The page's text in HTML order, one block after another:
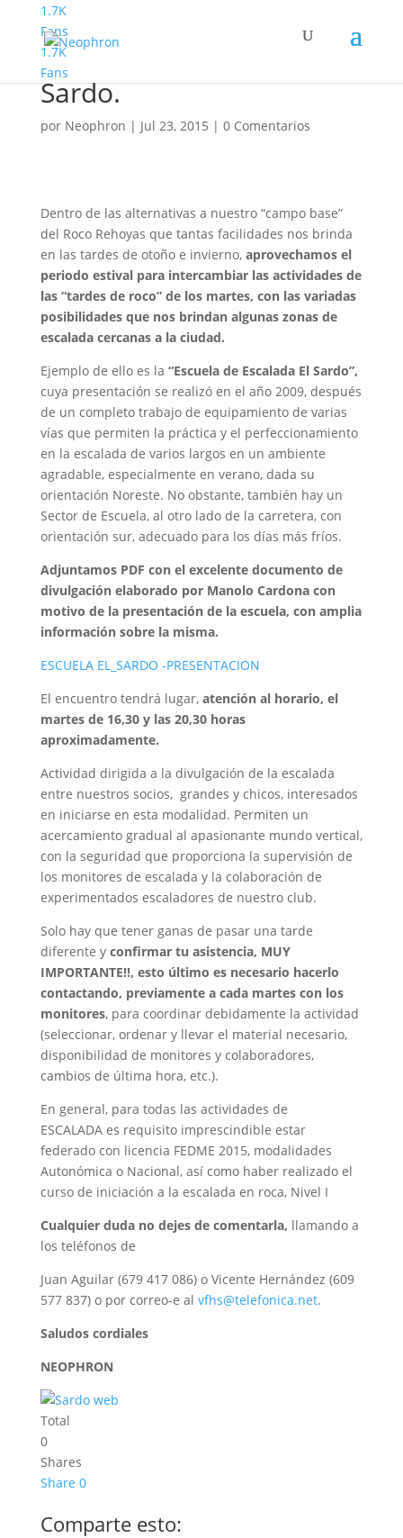
1.7K
Fans
1.7K
Fans
Martes de escalada en El
Sardo.
por Neophron | Jul 23, 2015 | 0 Comentarios
Dentro de las alternativas a nuestro “campo base”
del Roco Rehoyas que tantas facilidades nos brinda
en las tardes de otoño e invierno, aprovechamos el
periodo estival para intercambiar las actividades de
las “tardes de roco” de los martes, con las variadas
posibilidades que nos brindan algunas zonas de
escalada cercanas a la ciudad.
Ejemplo de ello es la “Escuela de Escalada El Sardo”,
cuya presentación se realizó en el año 2009, después
de un completo trabajo de equipamiento de varias
vías que permiten la práctica y el perfeccionamiento
en la escalada de varios largos en un ambiente
agradable, especialmente en verano, dada su
orientación Noreste. No obstante, también hay un
Sector de Escuela, al otro lado de la carretera, con
orientación sur, adecuado para los días más fríos.
Adjuntamos PDF con el excelente documento de
divulgación elaborado por Manolo Cardona con
motivo de la presentación de la escuela, con amplia
información sobre la misma.
ESCUELA EL_SARDO -PRESENTACION
El encuentro tendrá lugar, atención al horario, el
martes de 16,30 y las 20,30 horas
aproximadamente.
Actividad dirigida a la divulgación de la escalada
entre nuestros socios, grandes y chicos, interesados
en iniciarse en esta modalidad. Permiten un
acercamiento gradual al apasionante mundo vertical,
con la seguridad que proporciona la supervisión de
los monitores de escalada y la colaboración de
experimentados escaladores de nuestro club.
Solo hay que tener ganas de pasar una tarde
diferente y confirmar tu asistencia, MUY
IMPORTANTE!!, esto último es necesario hacerlo
contactando, previamente a cada martes con los
monitores, para coordinar debidamente la actividad
(seleccionar, ordenar y llevar el material necesario,
disponibilidad de monitores y colaboradores,
cambios de última hora, etc.).
En general, para todas las actividades de
ESCALADA es requisito imprescindible estar
federado con licencia FEDME 2015, modalidades
Autonómica o Nacional, así como haber realizado el
curso de iniciación a la escalada en roca, Nivel I
Cualquier duda no dejes de comentarla, llamando a
los teléfonos de
Juan Aguilar (679 417 086) o Vicente Hernández (609
577 837) o por correo-e al vfhs@telefonica.net.
Saludos cordiales
NEOPHRON
Total
0
Shares
Share 0
Comparte esto: